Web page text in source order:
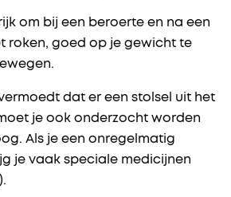
om bij een beroerte en na een
roken, goed op je gewicht te
dat er een stolsel uit het
je ook onderzocht worden
Als je een onregelmatig
je vaak speciale medicijnen